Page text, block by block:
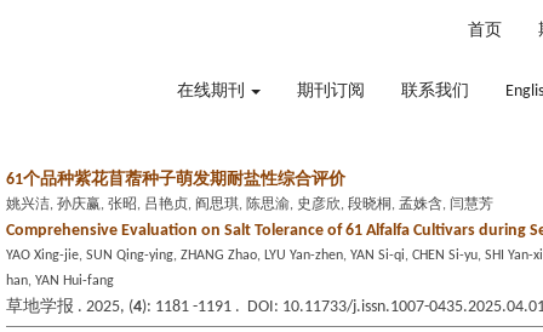
首页
在线期刊 期刊订阅 联系我们
61个品种紫花苜蓿种子萌发期耐盐性综合评价
姚兴洁, 孙庆赢, 张昭, 吕艳贞, 阎思琪, 陈思渝, 史彦欣, 段晓桐, 孟姝含, 闫慧芳
Comprehensive Evaluation on Salt Tolerance of 61 Alfalfa Cultivars during
YAO Xing-jie, SUN Qing-ying, ZHANG Zhao, LYU Yan-zhen, YAN Si-qi, CHEN Si-yu, SHI
han, YAN Hui-fang
草地学报 . 2025, (4): 1181 -1191 . DOI: 10.11733/j.issn.1007-